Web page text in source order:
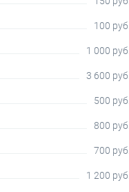
100 руб.
1 000 руб.
3 600 руб.
500 руб.
800 руб.
700 руб.
1 200 руб.